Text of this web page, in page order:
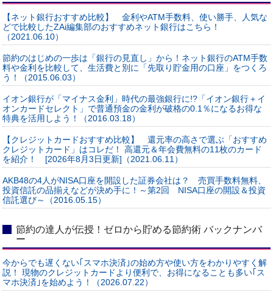
【ネット銀行おすすめ比較】 金利やATM手数料、使い勝手、人気な
どで比較したZAi編集部のおすすめネット銀行はこちら！
（2021.06.10）
節約のはじめの一歩は「銀行の見直し」から！ネット銀行のATM手数
料や金利を比較して、生活費と別に「先取り貯金用の口座」をつくろ
う！（2015.06.03）
イオン銀行が「マイナス金利」時代の最強銀行に!?「イオン銀行＋イ
オンカードセレクト」で普通預金の金利が破格の0.1％になるお得な
特典を活用しよう！（2016.03.18）
【クレジットカードおすすめ比較】 還元率の高さで選ぶ「おすすめ
クレジットカード」はコレだ！ 高還元＆年会費無料の11枚のカード
を紹介！ [2026年8月3日更新]（2021.06.11）
AKB48の4人がNISA口座を開設した証券会社は？ 売買手数料無料、
投資信託の品揃えなどが決め手に！～第2回 NISA口座の開設＆投資
信託選び～（2016.05.15）
節約の達人が伝授！ゼロから貯める節約術 バックナンバ
ー
今からでも遅くない｢スマホ決済｣の始め方や使い方をわかりやすく解
説！ 現物のクレジットカードより便利で、お得になることも多い｢ス
マホ決済｣を始めよう！（2026.07.22）